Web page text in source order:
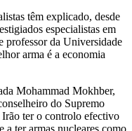
têm explicado, desde
especialistas em
professor da Universidade
arma é a economia
Mohammad Mokhber,
do Supremo
ter o controlo efectivo
ter armas nucleares como